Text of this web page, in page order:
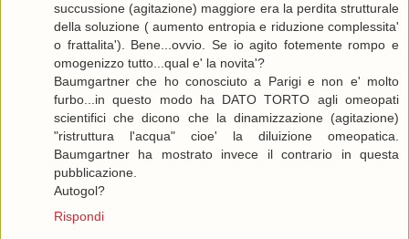
succussione (agitazione) maggiore era la perdita strutturale
della soluzione ( aumento entropia e riduzione complessita'
o frattalita'). Bene...ovvio. Se io agito fotemente rompo e
omogenizzo tutto...qual e' la novita'?
Baumgartner che ho conosciuto a Parigi e non e' molto
furbo...in questo modo ha DATO TORTO agli omeopati
scientifici che dicono che la dinamizzazione (agitazione)
"ristruttura l'acqua" cioe' la diluizione omeopatica.
Baumgartner ha mostrato invece il contrario in questa
pubblicazione.
Autogol?
Rispondi